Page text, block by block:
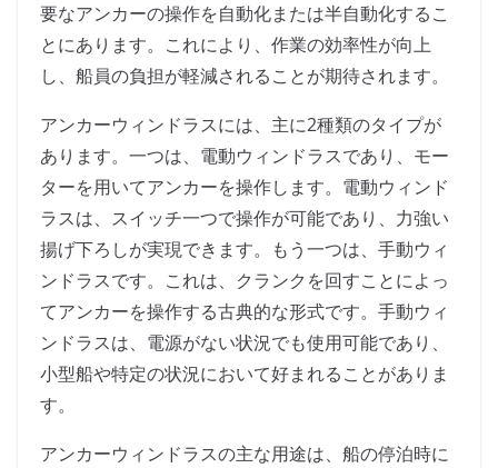
要なアンカーの操作を自動化または半自動化するこ
とにあります。これにより、作業の効率性が向上
し、船員の負担が軽減されることが期待されます。
アンカーウィンドラスには、主に2種類のタイプが
あります。一つは、電動ウィンドラスであり、モー
ターを用いてアンカーを操作します。電動ウィンド
ラスは、スイッチ一つで操作が可能であり、力強い
揚げ下ろしが実現できます。もう一つは、手動ウィ
ンドラスです。これは、クランクを回すことによっ
てアンカーを操作する古典的な形式です。手動ウィ
ンドラスは、電源がない状況でも使用可能であり、
小型船や特定の状況において好まれることがありま
す。
アンカーウィンドラスの主な用途は、船の停泊時に